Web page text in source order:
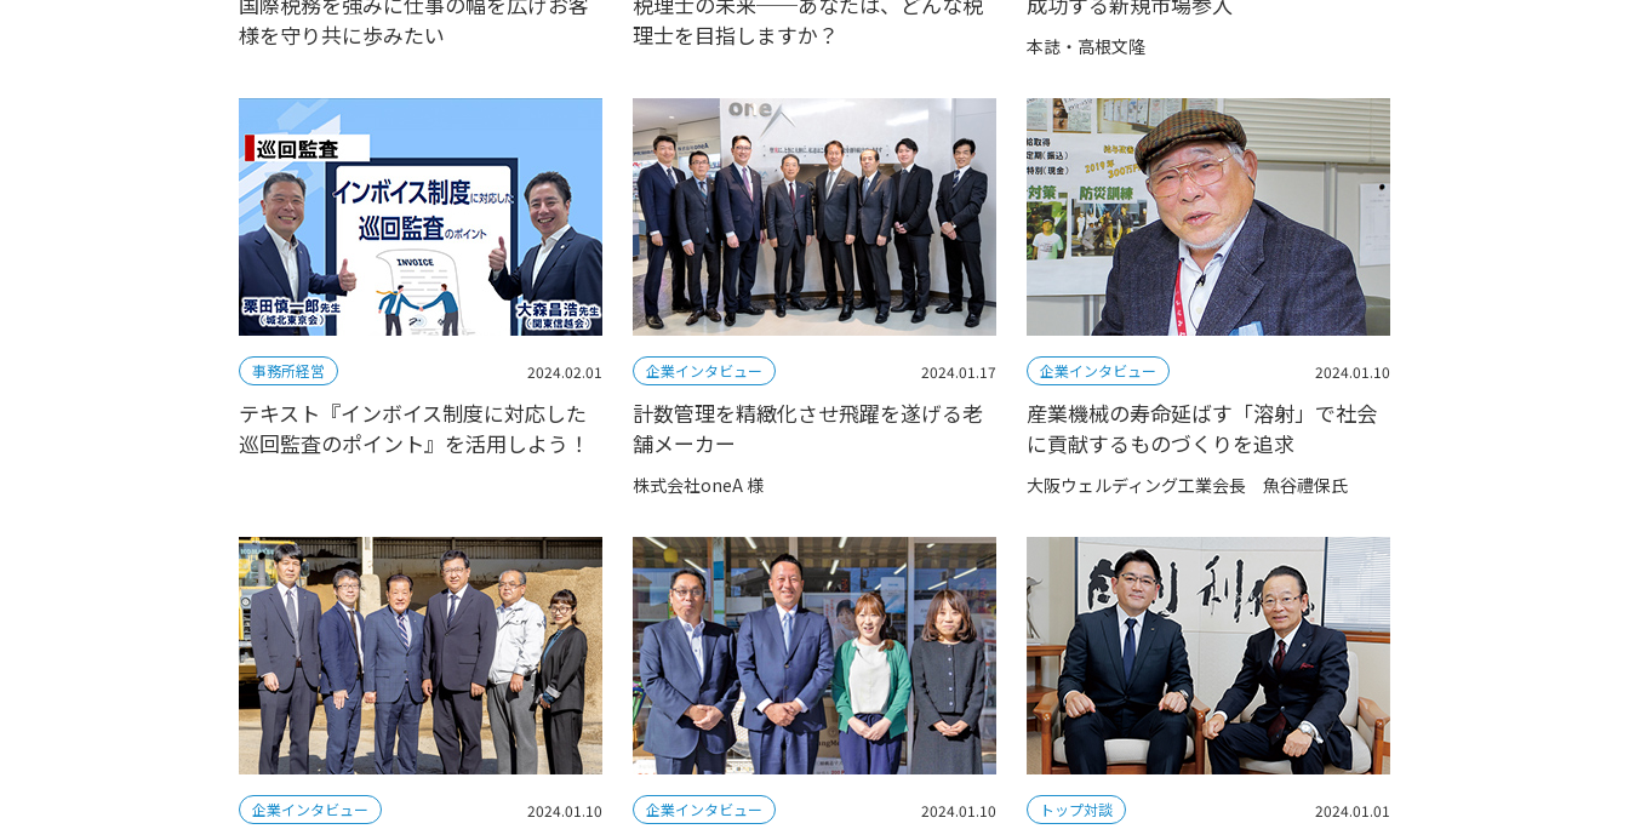
様を守り共に歩みたい
理士を目指しますか？
本誌・高根文隆
事務所経営 2024.02.01
テキスト『インボイス制度に対応した
巡回監査のポイント』を活用しよう！
企業インタビュー 2024.01.17
計数管理を精緻化させ飛躍を遂げる老
舗メーカー
株式会社oneA 様
企業インタビュー 2024.01.10
産業機械の寿命延ばす「溶射」で社会
に貢献するものづくりを追求
大阪ウェルディング工業会長 魚谷禮保氏
企業インタビュー 2024.01.10 企業インタビュー 2024.01.10 トップ対談 2024.01.01